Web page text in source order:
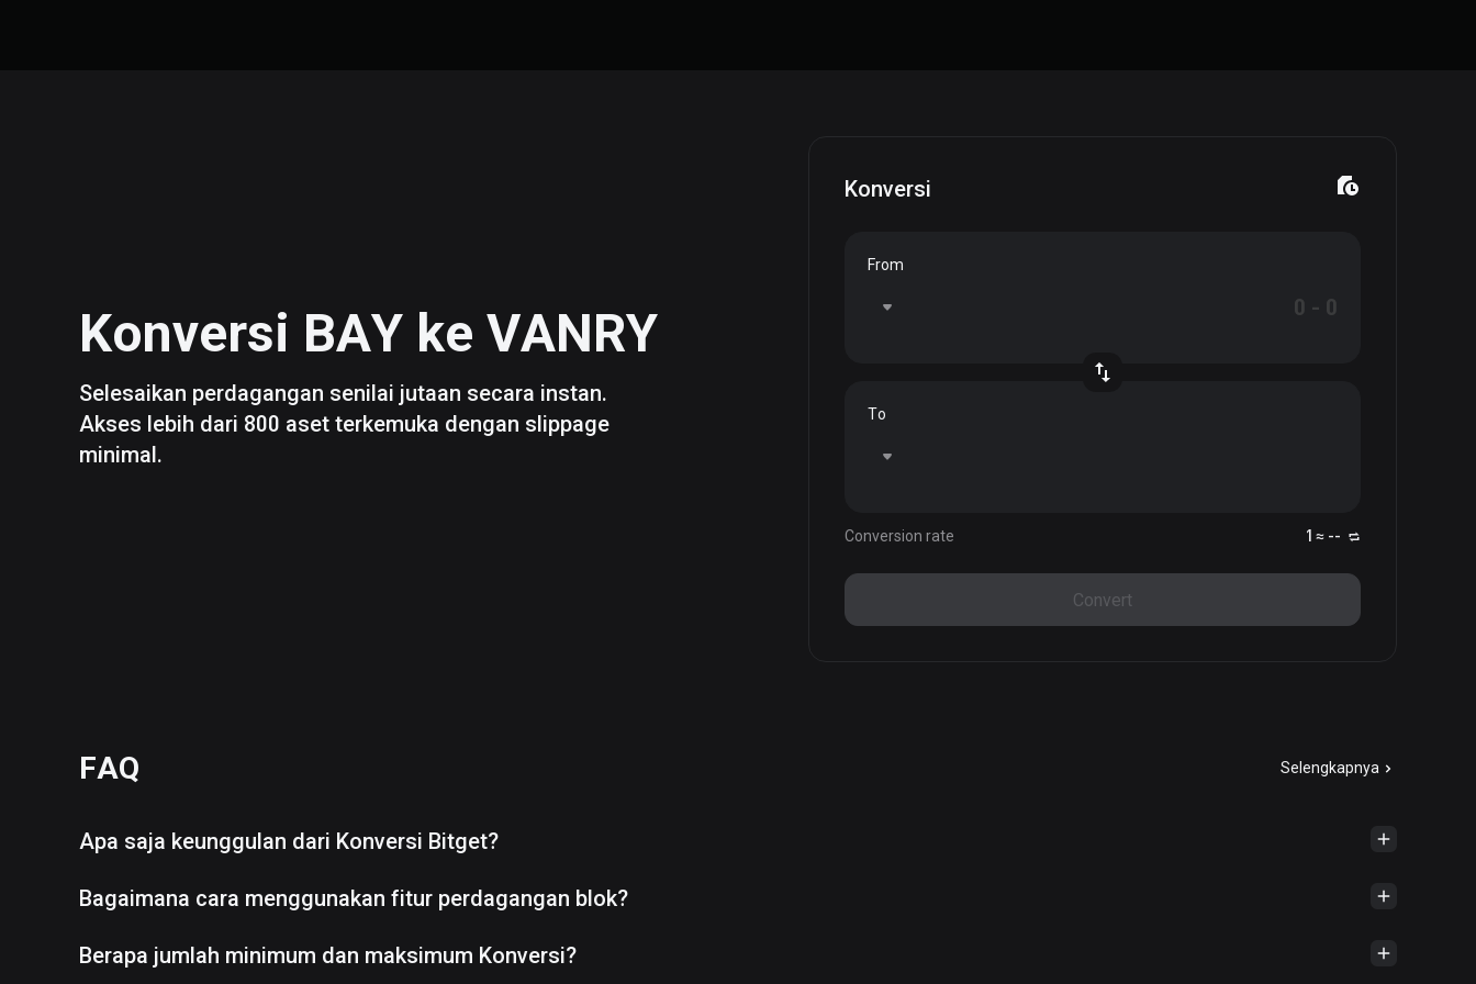
Konversi BAY ke VANRY
Selesaikan perdagangan senilai jutaan secara instan.
Akses lebih dari 800 aset terkemuka dengan slippage
minimal.
Konversi
From
To
Conversion rate 1 ≈ --
Convert
FAQ Selengkapnya
Apa saja keunggulan dari Konversi Bitget?
Bagaimana cara menggunakan fitur perdagangan blok?
Berapa jumlah minimum dan maksimum Konversi?